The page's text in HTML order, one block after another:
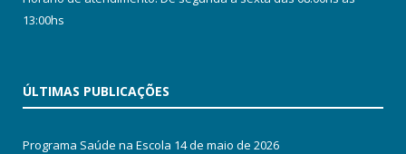
13:00hs
ÚLTIMAS PUBLICAÇÕES
Programa Saúde na Escola 14 de maio de 2026